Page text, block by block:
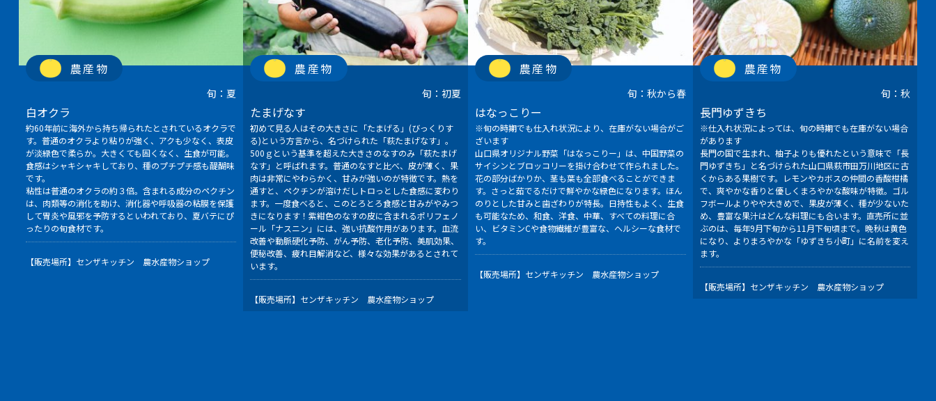
農産物
旬：夏
白オクラ
約60年前に海外から持ち帰られたとされているオクラで
す。普通のオクラより粘りが強く、アクも少なく、表皮
が淡緑色で柔らか。大きくても固くなく、生食が可能。
食感はシャキシャキしており、種のプチプチ感も醍醐味
です。
粘性は普通のオクラの約３倍。含まれる成分のペクチン
は、肉類等の消化を助け、消化器や呼吸器の粘膜を保護
して胃炎や風邪を予防するといわれており、夏バテにぴ
ったりの旬食材です。
【販売場所】 センザキッチン 農水産物ショップ
農産物
旬：初夏
たまげなす
初めて見る人はその大きさに「たまげる」(びっくりす
る)という方言から、名づけられた「萩たまげなす」。
500ｇという基準を超えた大きさのなすのみ「萩たまげ
なす」と呼ばれます。普通のなすと比べ、皮が薄く、果
肉は非常にやわらかく、甘みが強いのが特徴です。熱を
通すと、ペクチンが溶けだしトロっとした食感に変わり
ます。一度食べると、このとろとろ食感と甘みがやみつ
きになります！紫紺色のなすの皮に含まれるポリフェノ
ール「ナスニン」には、強い抗酸作用があります。血流
改善や動脈硬化予防、がん予防、老化予防、美肌効果、
便秘改善、疲れ目解消など、様々な効果があるとされて
います。
【販売場所】 センザキッチン 農水産物ショップ
農産物
旬：秋から春
はなっこりー
※旬の時期でも仕入れ状況により、在庫がない場合がご
ざいます
山口県オリジナル野菜「はなっこりー」は、中国野菜の
サイシンとブロッコリーを掛け合わせて作られました。
花の部分ばかりか、茎も葉も全部食べることができま
す。さっと茹でるだけで鮮やかな緑色になります。ほん
のりとした甘みと歯ざわりが特長。日持性もよく、生食
も可能なため、和食、洋食、中華、すべての料理に合
い、ビタミンCや食物繊維が豊富な、ヘルシーな食材で
す。
【販売場所】 センザキッチン 農水産物ショップ
農産物
旬：秋
長門ゆずきち
※仕入れ状況によっては、旬の時期でも在庫がない場合
があります
長門の国で生まれ、柚子よりも優れたという意味で「長
門ゆずきち」と名づけられた山口県萩市田万川地区に古
くからある果樹です。レモンやカボスの仲間の香酸柑橘
で、爽やかな香りと優しくまろやかな酸味が特徴。ゴル
フボールよりやや大きめで、果皮が薄く、種が少ないた
め、豊富な果汁はどんな料理にも合います。直売所に並
ぶのは、毎年9月下旬から11月下旬頃まで。晩秋は黄色
になり、よりまろやかな「ゆずきち小町」に名前を変え
ます。
【販売場所】 センザキッチン 農水産物ショップ